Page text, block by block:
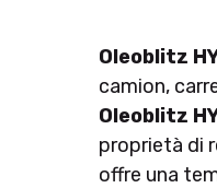
Premi invio
Oleoblitz
camion,
Oleoblitz
proprietà di
offre una